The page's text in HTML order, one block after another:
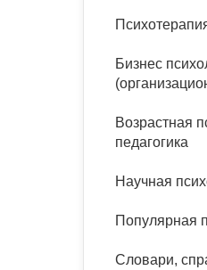
Расстройства
Тревожные
Песочная терапия
Психодрама
Сказкотерапия
Другие направления
психотерапии
Классический,
Психология труда и
Психофизиология
Социальная психология
Социальная и
Учебная литература
Классический и
Бизнес
Возрастная
педагогика
Научная
Популярная
Словари,